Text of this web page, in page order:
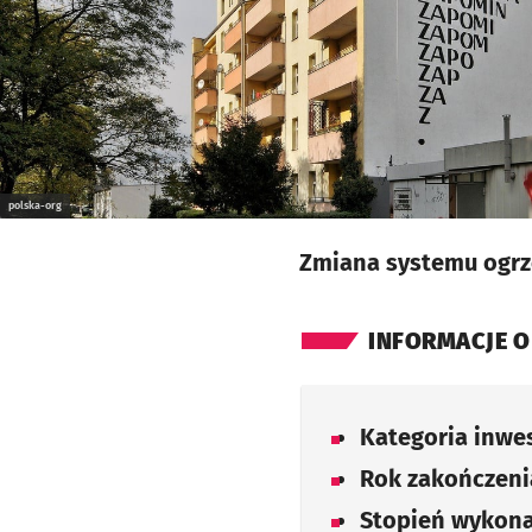
polska-org
Zmiana systemu
INFORMACJE
Kategoria
Rok
Stopień